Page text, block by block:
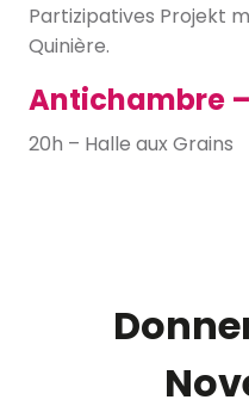
Partizipatives Projekt
Quinière.
Antichambre
20h – Halle aux Grains